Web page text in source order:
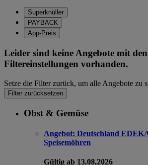
Superknüller
PAYBACK
App-Preis
Leider sind keine Angebote mit den
Filtereinstellungen vorhanden.
Setze die Filter zurück, um alle Angebote zu
Filter zurücksetzen
Obst & Gemüse
Angebot: Deutschland
Speisemöhren
Gültig ab 13.08.2026